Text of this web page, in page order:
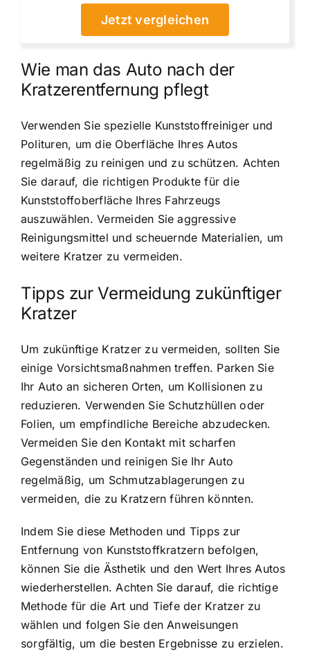
Jetzt vergleichen
Wie man das Auto nach der
Kratzerentfernung pflegt
Verwenden Sie spezielle Kunststoffreiniger und
Polituren, um die Oberfläche Ihres Autos
regelmäßig zu reinigen und zu schützen. Achten
Sie darauf, die richtigen Produkte für die
Kunststoffoberfläche Ihres Fahrzeugs
auszuwählen. Vermeiden Sie aggressive
Reinigungsmittel und scheuernde Materialien, um
weitere Kratzer zu vermeiden.
Tipps zur Vermeidung zukünftiger
Kratzer
Um zukünftige Kratzer zu vermeiden, sollten Sie
einige Vorsichtsmaßnahmen treffen. Parken Sie
Ihr Auto an sicheren Orten, um Kollisionen zu
reduzieren. Verwenden Sie Schutzhüllen oder
Folien, um empfindliche Bereiche abzudecken.
Vermeiden Sie den Kontakt mit scharfen
Gegenständen und reinigen Sie Ihr Auto
regelmäßig, um Schmutzablagerungen zu
vermeiden, die zu Kratzern führen könnten.
Indem Sie diese Methoden und Tipps zur
Entfernung von Kunststoffkratzern befolgen,
können Sie die Ästhetik und den Wert Ihres Autos
wiederherstellen. Achten Sie darauf, die richtige
Methode für die Art und Tiefe der Kratzer zu
wählen und folgen Sie den Anweisungen
sorgfältig, um die besten Ergebnisse zu erzielen.